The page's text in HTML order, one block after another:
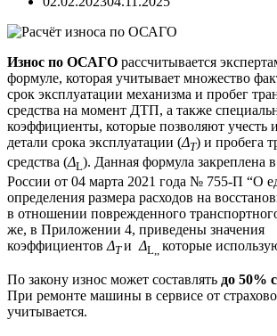
Износ по ОСАГО рассчитывается
формуле, которая учитывает множество
срок эксплуатации механизма и пробег
средства на момент ДТП, а также
коэффициенты, которые позволяют учесть
детали срока эксплуатации (ΔT) и пробега
средства (ΔL). Данная формула закреплена
России от 04 марта 2021 года № 755-П “О
определения размера расходов на
в отношении поврежденного
же, в Приложении 4, приведены значения
коэффициентов ΔTи ΔL,, которые
По закону износ может составлять до 50%
При ремонте машины в сервисе от
учитывается.